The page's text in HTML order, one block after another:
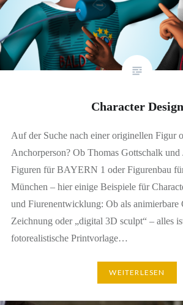
Character Design
Auf der Suche nach einer originellen Figur
Anchorperson? Ob Thomas Gottschalk
Figuren für BAYERN 1 oder Figurenbau
München – hier einige Beispiele für
und Fiurenentwicklung: Ob als animierbare
Zeichnung oder „digital 3D sculpt“ – alles
fotorealistische Printvorlage…
WEITERLESEN